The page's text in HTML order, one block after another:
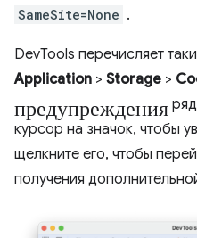
SameSite=None .
DevTools перечисляет
Application > Storage >
предупреждения
курсор на значок, чтобы
щелкните его, чтобы
получения